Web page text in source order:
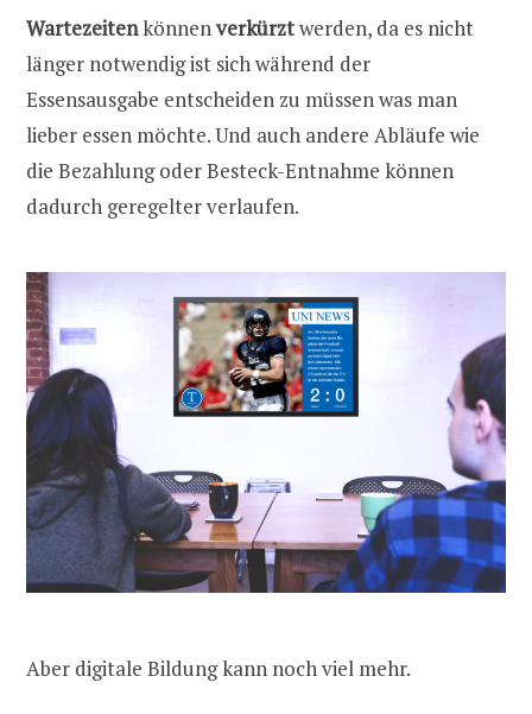
Wartezeitenkönnenverkürztwerden, da es nicht
länger notwendig ist sich während der
Essensausgabe entscheiden zu müssen was man
lieber essen möchte. Und auch andere Abläufe wie
die Bezahlung oder Besteck-Entnahme können
dadurch geregelter verlaufen.
Aber digitale Bildung kann noch viel mehr.